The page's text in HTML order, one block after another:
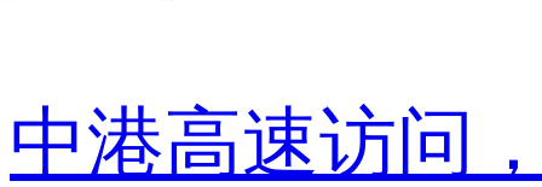
中港高速访问